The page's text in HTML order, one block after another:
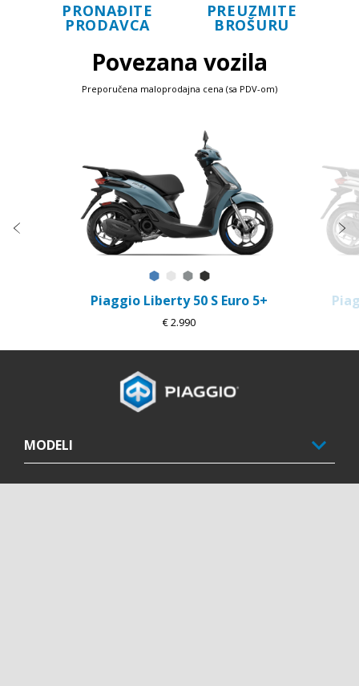
PRONAĐITE
PRODAVCA
PREUZMITE
BROŠURU
Povezana vozila
Preporučena maloprodajna cena (sa PDV-om)
Prethodna
Blu Ardesia D27
Bianco Luna
Grigio Materia
Piaggio Liberty 50 S Euro 5+
€ 2.990
MODELI